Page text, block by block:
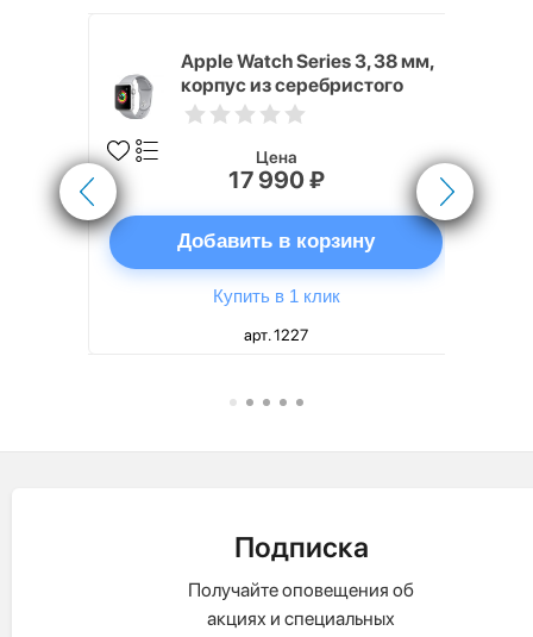
Apple Watch Series 3, 38 мм,
корпус из серебристого
алюминия, спортивный
Цена
17 990 ₽
Добавить в корзину
Купить в 1 клик
арт. 1227
Подписка
Получайте оповещения об
акциях и специальных